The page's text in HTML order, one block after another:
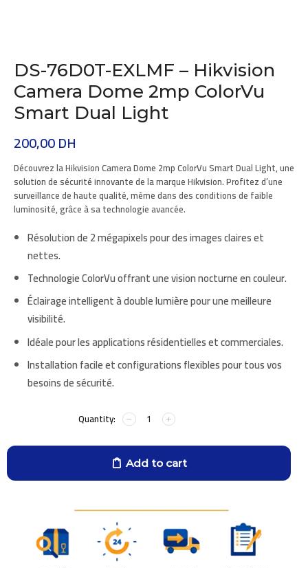
DS-76D0T-EXLMF – Hikvision
Camera Dome 2mp ColorVu
Smart Dual Light
200,00DH
Découvrez laHikvision Camera Dome 2mp ColorVu Smart Dual Light, une
solution de sécurité innovante de la marqueHikvision. Profitez d’une
surveillance de haute qualité, même dans des conditions de faible
luminosité, grâce à sa technologie avancée.
Résolution de 2 mégapixels pour des images claires et
nettes.
Technologie ColorVu offrant une vision nocturne en couleur.
Éclairage intelligent à double lumière pour une meilleure
visibilité.
Idéale pour les applications résidentielles et commerciales.
Installation facile et configurations flexibles pour tous vos
besoins de sécurité.
Add to cart